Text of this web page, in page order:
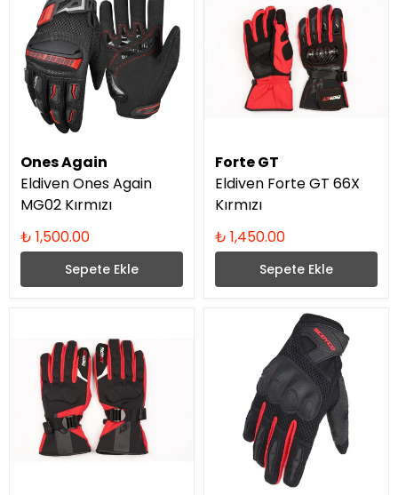
Ones Again
Eldiven Ones Again
MG02 Kırmızı
₺ 1,500.00
Sepete Ekle
Forte GT
Eldiven Forte GT 66X
Kırmızı
₺ 1,450.00
Sepete Ekle